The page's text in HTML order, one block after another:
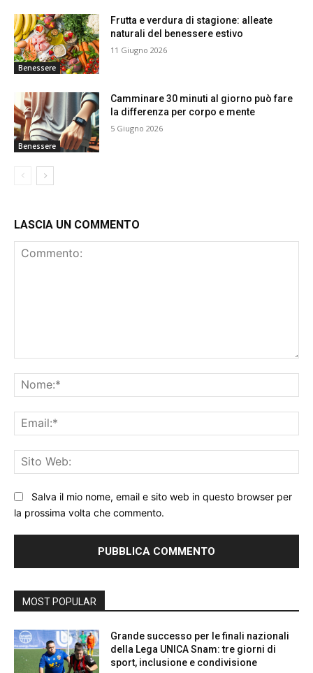
Benessere
Frutta e verdura di stagione: alleate
naturali del benessere estivo
11 Giugno 2026
Benessere
Camminare 30 minuti al giorno può fare
la differenza per corpo e mente
5 Giugno 2026
LASCIA UN COMMENTO
Salva il mio nome, email e sito web in questo browser per
la prossima volta che commento.
MOST POPULAR
Grande successo per le finali nazionali
della Lega UNICA Snam: tre giorni di
sport, inclusione e condivisione